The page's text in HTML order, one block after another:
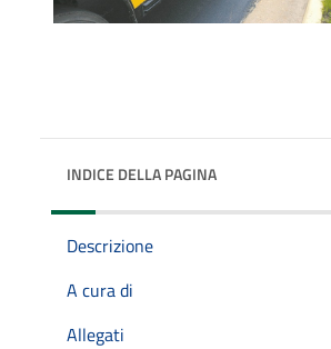
INDICE DELLA PAGINA
Descrizione
A cura di
Allegati